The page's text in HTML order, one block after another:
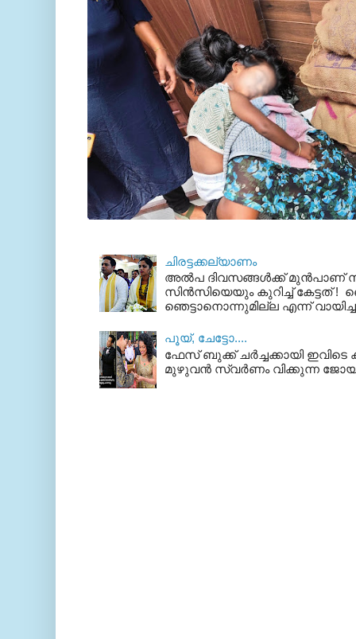
ചിരട്ടക്കല്യാണം
അല്‍പ ദിവസങ്ങള്‍ക്ക് മുന്‍പാണ്
സിന്‍സിയെയും കുറിച്ച് കേട്ടത് !
ഞെട്ടാനൊന്നുമില്ല എന്ന്
പൂയ്‌, ചേട്ടോ....
ഫേസ് ബുക്ക്‌ ചര്‍ച്ചക്കായി
മുഴുവന്‍ സ്വര്‍ണം വിക്കുന്ന